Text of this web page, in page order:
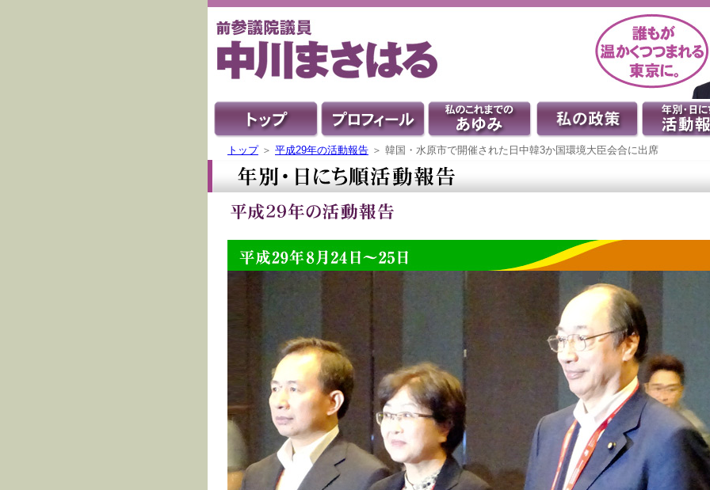
トップ＞ 平成29年の活動報告 ＞ 韓国・水原市で開催された日中韓3か国環境大臣会合に出席